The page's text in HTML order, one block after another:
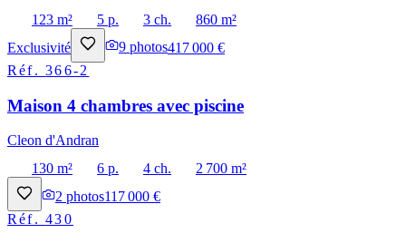
123 m²
5 p. 3 ch.
860 m²
Exclusivité
9 photos417 000 €
Réf.366-2
Maison 4 chambres avec piscine
Cleon d'Andran
130 m²
6 p. 4 ch.
2 700 m²
2 photos117 000 €
Réf.430